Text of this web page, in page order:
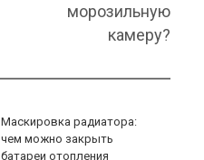
морозильную
камеру?
Маскировка радиатора:
чем можно закрыть
батареи отопления